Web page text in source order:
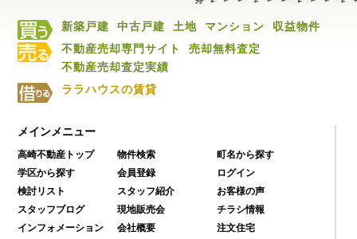
新築戸建 中古戸建 土地 マンション
収益物件
不動産売却専門サイト
売却無料査定
不動産売却査定実績
ララハウスの賃貸
メインメニュー
高崎不動産トップ 物件検索
町名から探す
学区から探す
会員登録
ログイン
検討リスト
スタッフ紹介
お客様の声
スタッフブログ
現地販売会
チラシ情報
インフォメーション
会社概要 注文住宅